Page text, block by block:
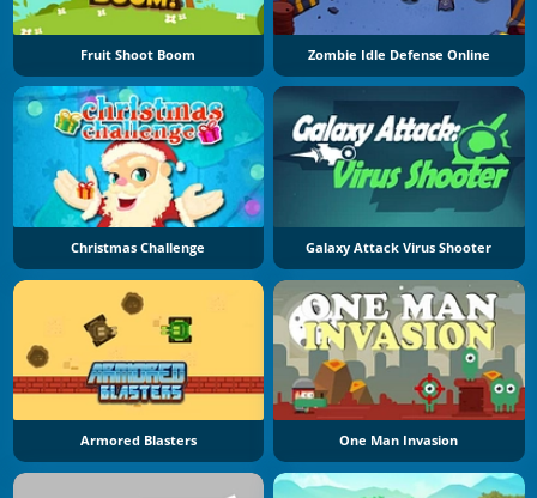
Fruit Shoot Boom Zombie Idle Defense Online
Christmas Challenge Galaxy Attack Virus Shooter
Armored Blasters One Man Invasion